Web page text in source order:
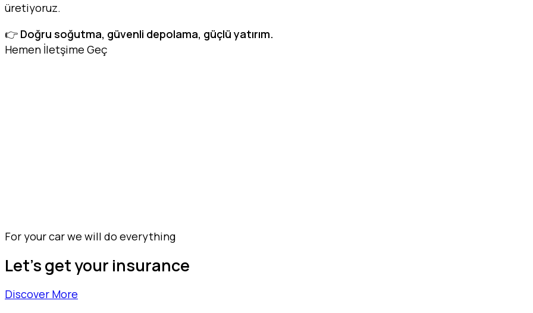
üretiyoruz.
👉 Doğru soğutma, güvenli depolama, güçlü yatırım.
Hemen İletşime Geç
For your car we will do everything
Let's get your insurance
Discover More